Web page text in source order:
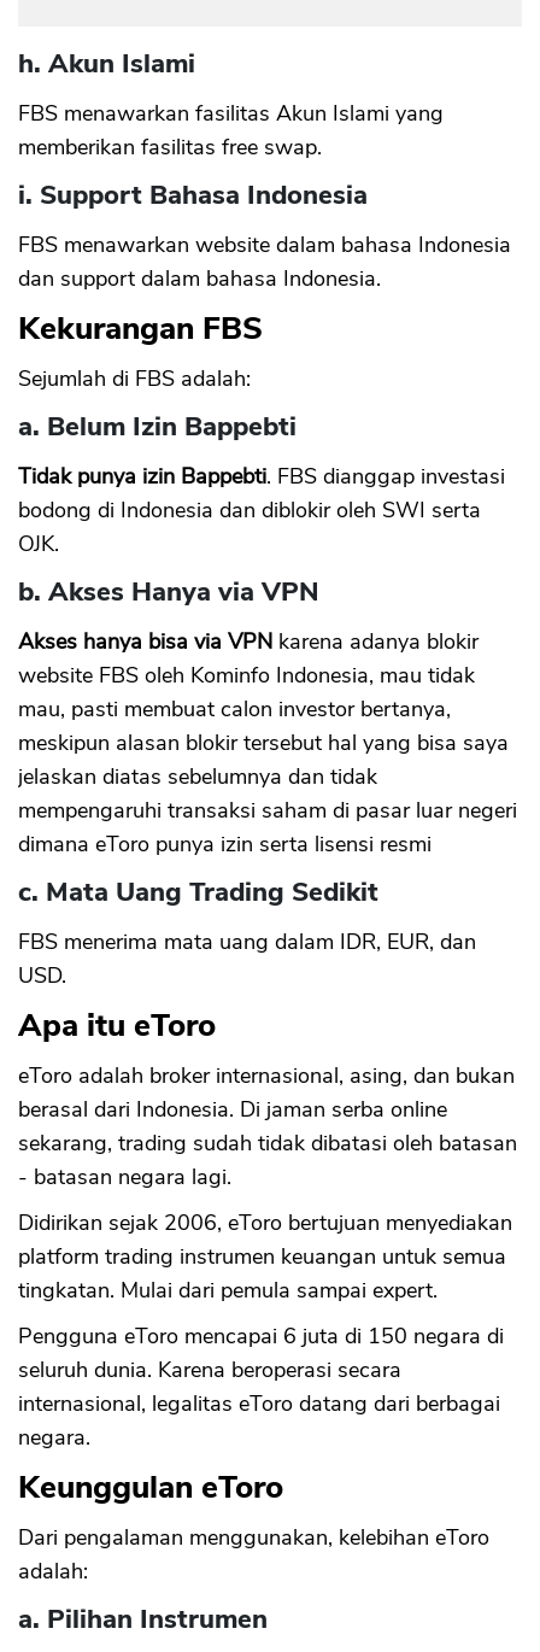
h. Akun Islami
FBS menawarkan fasilitas Akun Islami yang
memberikan fasilitas free swap.
i. Support Bahasa Indonesia
FBS menawarkan website dalam bahasa Indonesia
dan support dalam bahasa Indonesia.
Kekurangan FBS
Sejumlah di FBS adalah:
a. Belum Izin Bappebti
Tidak punya izin Bappebti. FBS dianggap investasi
bodong di Indonesia dan diblokir oleh SWI serta
OJK.
b. Akses Hanya via VPN
Akses hanya bisa via VPN karena adanya blokir
website FBS oleh Kominfo Indonesia, mau tidak
mau, pasti membuat calon investor bertanya,
meskipun alasan blokir tersebut hal yang bisa saya
jelaskan diatas sebelumnya dan tidak
mempengaruhi transaksi saham di pasar luar negeri
dimana eToro punya izin serta lisensi resmi
c. Mata Uang Trading Sedikit
FBS menerima mata uang dalam IDR, EUR, dan
USD.
Apa itu eToro
eToro adalah broker internasional, asing, dan bukan
berasal dari Indonesia. Di jaman serba online
sekarang, trading sudah tidak dibatasi oleh batasan
- batasan negara lagi.
Didirikan sejak 2006, eToro bertujuan menyediakan
platform trading instrumen keuangan untuk semua
tingkatan. Mulai dari pemula sampai expert.
Pengguna eToro mencapai 6 juta di 150 negara di
seluruh dunia. Karena beroperasi secara
internasional, legalitas eToro datang dari berbagai
negara.
Keunggulan eToro
Dari pengalaman menggunakan, kelebihan eToro
adalah:
a. Pilihan Instrumen